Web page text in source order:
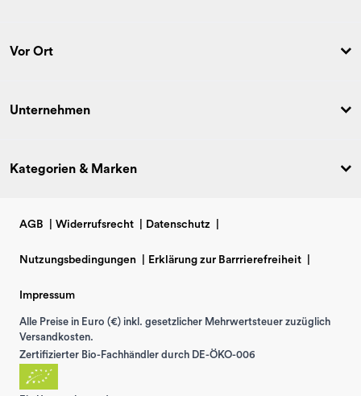
Vor Ort
Unternehmen
Kategorien & Marken
AGB Widerrufsrecht Datenschutz
Nutzungsbedingungen Erklärung zur Barrrierefreiheit
Impressum
Alle Preise in Euro (€) inkl. gesetzlicher Mehrwertsteuer zuzüglich
Versandkosten.
Zertifizierter Bio-Fachhändler durch DE-ÖKO-006